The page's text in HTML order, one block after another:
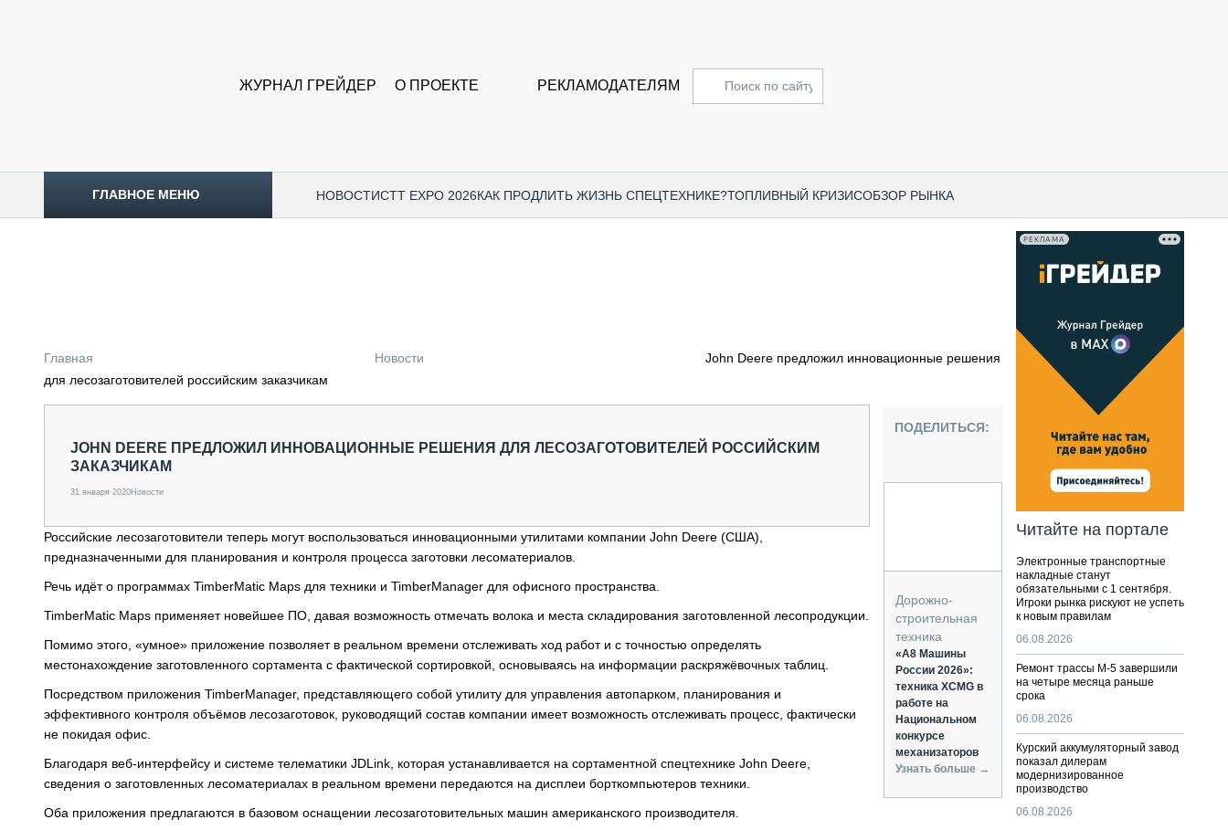
ЖУРНАЛ ГРЕЙДЕР О ПРОЕКТЕ РЕКЛАМОДАТЕЛЯМ
ГЛАВНОЕ МЕНЮ НОВОСТИCTT EXPO 2026КАК ПРОДЛИТЬ ЖИЗНЬ СПЕЦТЕХНИКЕ?ТОПЛИВНЫЙ КРИЗИСОБЗОР РЫНКА
ОБЗОР РЫНКА
ГРУЗОПЕРЕВОЗКИ
ФИНАНСЫ, ЛИЗИНГ, СТРАХОВАНИЕ
ТЕХНИКА КРУПНЫМ ПЛАНОМ
ТЕХНОЛОГИИ
ДОРОЖНАЯ ИНДУСТРИЯ
СЕРВИСМЕНЫ
ПОДЪЁМНАЯ ТЕХНИКА
ПАССАЖИРСКИЙ ТРАНСПОРТ
Главная Новости
John Deere предложил инновационные решения
для лесозаготовителей российским заказчикам
JOHN DEERE ПРЕДЛОЖИЛ ИННОВАЦИОННЫЕ РЕШЕНИЯ ДЛЯ ЛЕСОЗАГОТОВИТЕЛЕЙ РОССИЙСКИМ
ЗАКАЗЧИКАМ
31 января 2020Новости
Российские лесозаготовители теперь могут воспользоваться инновационными утилитами компании John Deere (США),
предназначенными для планирования и контроля процесса заготовки лесоматериалов.
Речь идёт о программах TimberMatic Maps для техники и TimberManager для офисного пространства.
TimberMatic Maps применяет новейшее ПО, давая возможность отмечать волока и места складирования заготовленной лесопродукции.
Помимо этого, «умное» приложение позволяет в реальном времени отслеживать ход работ и с точностью определять
местонахождение заготовленного сортамента с фактической сортировкой, основываясь на информации раскряжёвочных таблиц.
Посредством приложения TimberManager, представляющего собой утилиту для управления автопарком, планирования и
эффективного контроля объёмов лесозаготовок, руководящий состав компании имеет возможность отслеживать процесс, фактически
не покидая офис.
Благодаря веб-интерфейсу и системе телематики JDLink, которая устанавливается на сортаментной спецтехнике John Deere,
сведения о заготовленных лесоматериалах в реальном времени передаются на дисплеи борткомпьютеров техники.
Оба приложения предлагаются в базовом оснащении лесозаготовительных машин американского производителя.
ПОДЕЛИТЬСЯ:
Дорожно-
строительная
техника
«А8 Машины
России 2026»:
техника XCMG в
работе на
Национальном
конкурсе
механизаторов
Узнать больше →
РЕКЛАМА
Читайте на портале
Электронные транспортные
накладные станут
обязательными с 1 сентября.
Игроки рынка рискуют не успеть
к новым правилам
06.08.2026
Ремонт трассы М-5 завершили
на четыре месяца раньше
срока
06.08.2026
Курский аккумуляторный завод
показал дилерам
модернизированное
производство
06.08.2026